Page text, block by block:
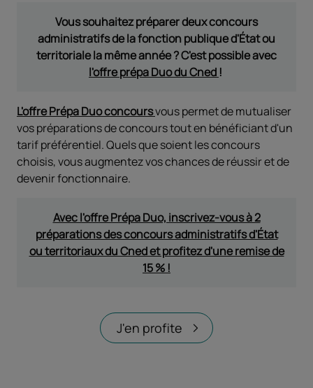
Vous souhaitez préparer deux concours
administratifs de la fonction publique d'État ou
territoriale la même année ? C'est possible avec
l'offre prépa Duo du Cned !
L'offre Prépa Duo concoursvous permet de mutualiser
vos préparations de concours tout en bénéficiant d'un
tarif préférentiel. Quels que soient les concours
choisis, vous augmentez vos chances de réussir et de
devenir fonctionnaire.
Avec l'offre Prépa Duo, inscrivez-vous à 2
préparations des concours administratifs d'État
ou territoriaux du Cned et profitez d'une remise de
15 % !
J'en profite